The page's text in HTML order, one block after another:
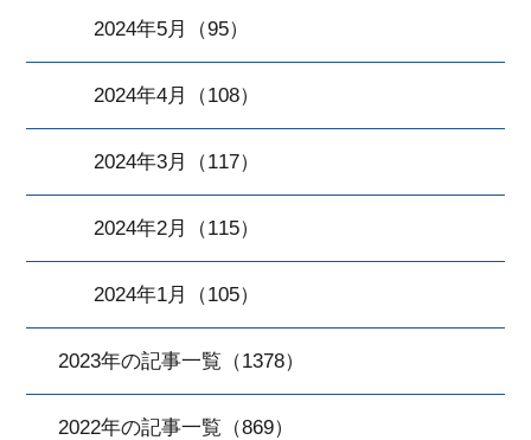
2024年5月（95）
2024年4月（108）
2024年3月（117）
2024年2月（115）
2024年1月（105）
2023年の記事一覧（1378）
2022年の記事一覧（869）